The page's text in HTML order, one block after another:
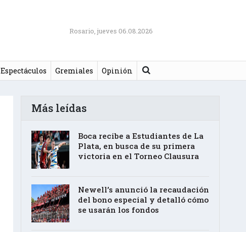
Rosario, jueves 06.08.2026
Espectáculos Gremiales Opinión Buscar
Más leídas
Boca recibe a Estudiantes de La
Plata, en busca de su primera
victoria en el Torneo Clausura
Newell’s anunció la recaudación
del bono especial y detalló cómo
se usarán los fondos